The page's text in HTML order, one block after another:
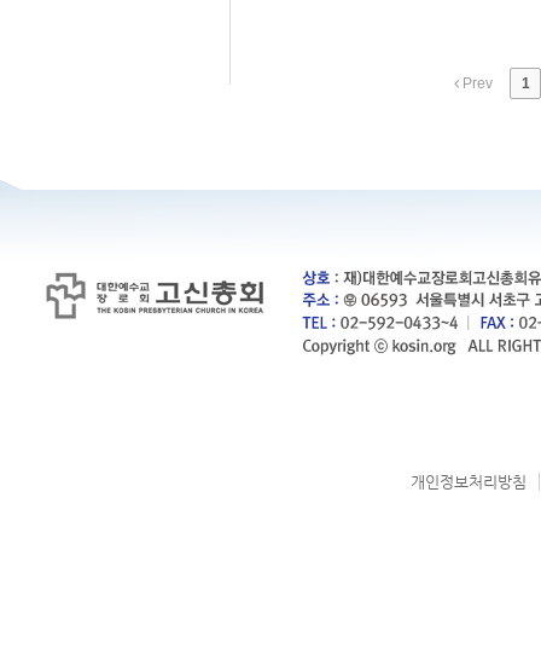
Prev 1
개인정보처리방침